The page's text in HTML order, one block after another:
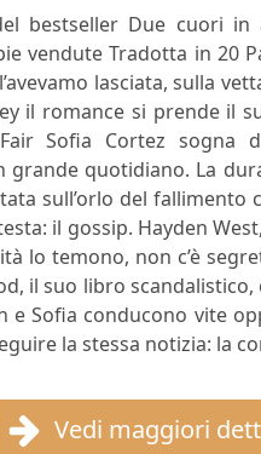
bestseller Due cuori
vendute Tradotta in 20
lasciata, sulla
il romance si prende il
Sofia Cortez sogna
grande quotidiano. La
sull’orlo del fallimento
il gossip. Hayden
lo temono, non c’è
il suo libro scandalistico,
e Sofia conducono vite
la stessa notizia: la
Vedi maggiori